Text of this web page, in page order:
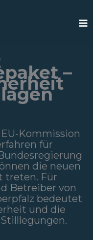
–
Kommission
für
die neuen
treten. Für
Betreiber von
bedeutet
und die